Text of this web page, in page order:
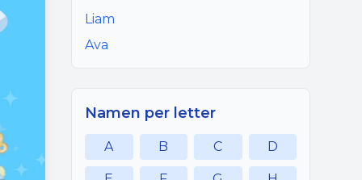
Liam
Ava
Namen per letter
A B C D